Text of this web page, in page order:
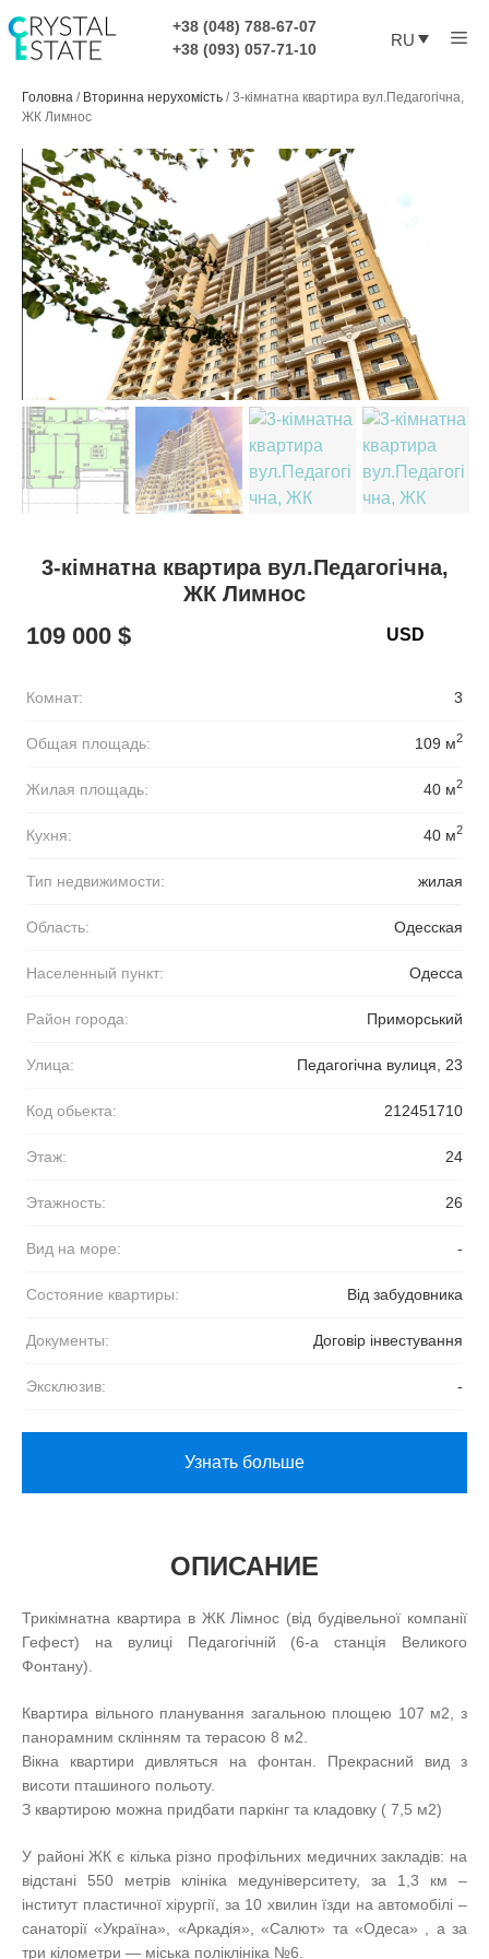
содержимому
+38 (048) 788-67-07
+38 (093) 057-71-10
RU
Головна / Вторинна нерухомість /3-кімнатна квартира вул.Педагогічна,
ЖК Лимнос
3-кімнатна квартира вул.Педагогічна,
ЖК Лимнос
109 000 $
Комнат: 3
Общая площадь: 109 м2
Жилая площадь: 40 м2
Кухня: 40 м2
Тип недвижимости: жилая
Область: Одесская
Населенный пункт: Одесса
Район города: Приморський
Улица: Педагогічна вулиця, 23
Код обьекта: 212451710
Этаж: 24
Этажность: 26
Вид на море: -
Состояние квартиры: Від забудовника
Документы: Договір інвестування
Эксклюзив: -
Узнать больше
ОПИСАНИЕ
Трикімнатна квартира в ЖК Лімнос (від будівельної компанії
Гефест) на вулиці Педагогічній (6-а станція Великого
Фонтану).
Квартира вільного планування загальною площею 107 м2, з
панорамним склінням та терасою 8 м2.
Вікна квартири дивляться на фонтан. Прекрасний вид з
висоти пташиного польоту.
З квартирою можна придбати паркінг та кладовку ( 7,5 м2)
У районі ЖК є кілька різно профільних медичних закладів: на
відстані 550 метрів клініка медуніверситету, за 1,3 км –
інститут пластичної хірургії, за 10 хвилин їзди на автомобілі –
санаторії «Україна», «Аркадія», «Салют» та «Одеса» , а за
три кілометри — міська поліклініка №6.